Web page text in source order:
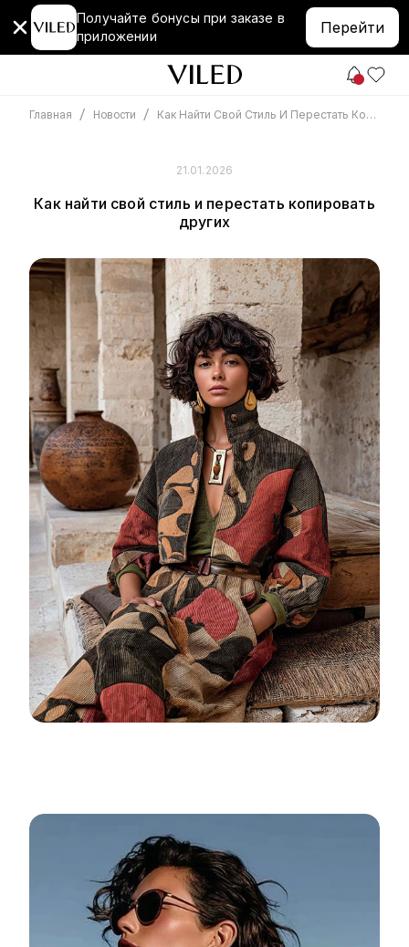
Получайте бонусы при заказе в
приложении
Перейти
Главная / Новости / Как Найти Свой Стиль И Перестать Копировать Других
21.01.2026
Как найти свой стиль и перестать копировать
других